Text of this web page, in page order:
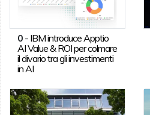
0- IBM introduce Apptio
AI Value & ROI per colmare
il divario tra gli investimenti
in AI